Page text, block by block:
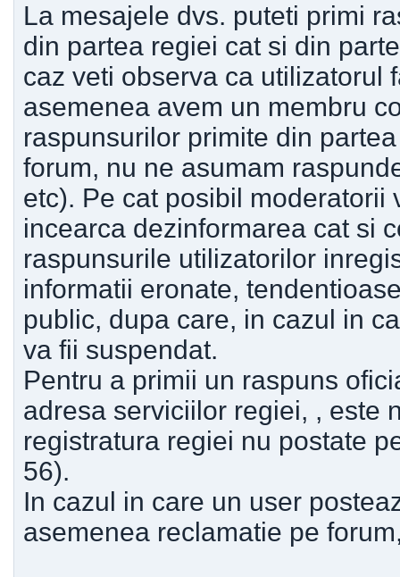
La mesajele dvs. puteti primi
din partea regiei cat si din
caz veti observa ca utilizatorul
asemenea avem un membru
raspunsurilor primite din
forum, nu ne asumam
etc). Pe cat posibil
incearca dezinformarea cat si
raspunsurile utilizatorilor
informatii eronate,
public, dupa care, in cazul in
va fii suspendat.
Pentru a primii un raspuns
adresa serviciilor regiei, , este
registratura regiei nu postate
56).
In cazul in care un user
asemenea reclamatie pe